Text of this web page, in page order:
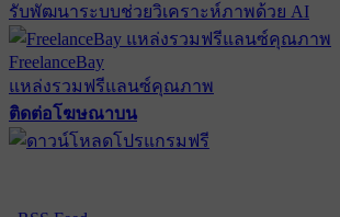
รับพัฒนาระบบช่วยวิเคราะห์ภาพด้วย AI
FreelanceBay
แหล่งรวมฟรีแลนซ์คุณภาพ
ติดต่อโฆษณาบน